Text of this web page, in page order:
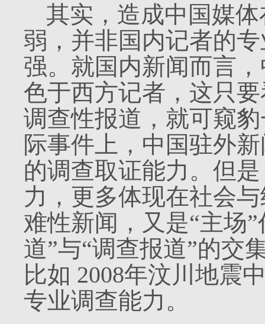
其实，造成中国媒
弱，并非国内记者的
强。就国内新闻而言
色于西方记者，这只
调查性报道，就可窥
际事件上，中国驻外
的调查取证能力。但
力，更多体现在社会
难性新闻，又是“主场
道”与“调查报道”的交
比如 2008年汶川地震
专业调查能力。